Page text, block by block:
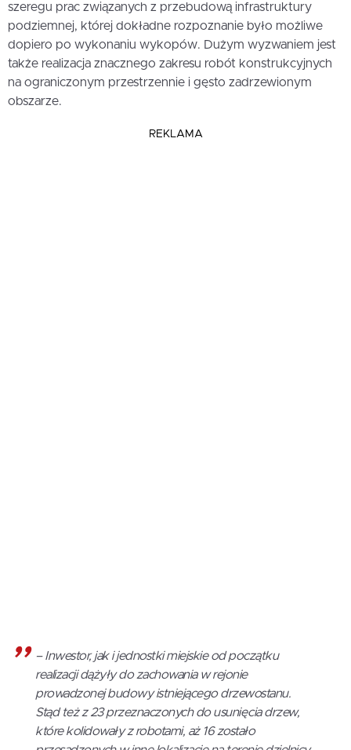
szeregu prac związanych z przebudową infrastruktury
podziemnej, której dokładne rozpoznanie było możliwe
dopiero po wykonaniu wykopów. Dużym wyzwaniem jest
także realizacja znacznego zakresu robót konstrukcyjnych
na ograniczonym przestrzennie i gęsto zadrzewionym
obszarze.
REKLAMA
–Inwestor, jak i jednostki miejskie od początku
realizacji dążyły do zachowania w rejonie
prowadzonej budowy istniejącego drzewostanu.
Stąd też z 23 przeznaczonych do usunięcia drzew,
które kolidowały z robotami, aż 16 zostało